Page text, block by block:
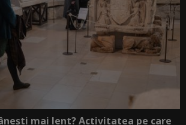
mai lent? Activitatea pe care